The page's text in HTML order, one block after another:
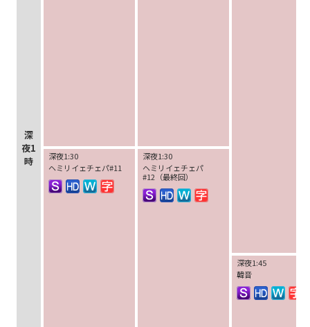
深
夜1
時
深夜1:30
ヘミリイェチェパ#11
深夜1:30
ヘミリイェチェパ
#12（最終回）
深夜1:45
韓音